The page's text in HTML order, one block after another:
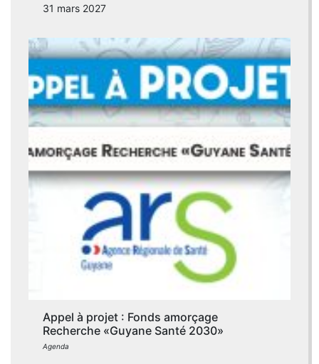
31 mars 2027
Appel à projet : Fonds amorçage
Recherche «Guyane Santé 2030»
Agenda